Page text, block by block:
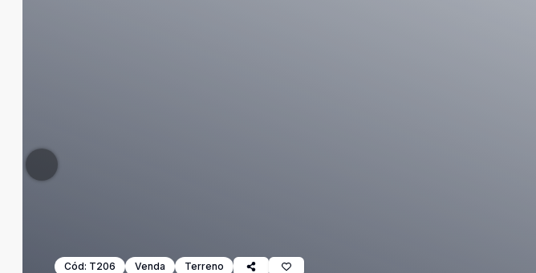
Cód: T206 Venda Terreno